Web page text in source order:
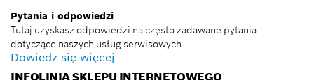
Pytania i odpowiedzi
Tutaj uzyskasz odpowiedzi na często zadawane pytania
dotyczące naszych usług serwisowych.
Dowiedz się więcej